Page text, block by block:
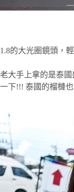
1.8的大光圈鏡頭，
老大手上拿的是泰
一下!!! 泰國的榴槤